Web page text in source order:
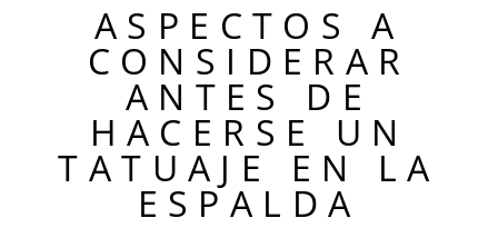
ASPECTOS A
CONSIDERAR
ANTES DE
HACERSE UN
TATUAJE EN LA
ESPALDA